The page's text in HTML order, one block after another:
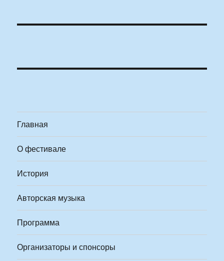
Главная
О фестивале
История
Авторская музыка
Программа
Организаторы и спонсоры